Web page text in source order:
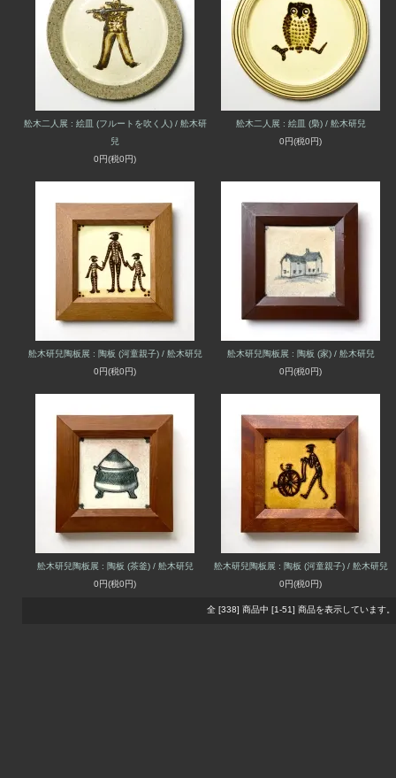
舩木二人展 : 絵皿 (フルートを吹く人) / 舩木研
兒
0円(税0円)
舩木二人展 : 絵皿 (梟) / 舩木研兒
0円(税0円)
舩木研兒陶板展 : 陶板 (河童親子) / 舩木研兒
0円(税0円)
舩木研兒陶板展 : 陶板 (家) / 舩木研兒
0円(税0円)
舩木研兒陶板展 : 陶板 (茶釜) / 舩木研兒
0円(税0円)
舩木研兒陶板展 : 陶板 (河童親子) / 舩木研兒
0円(税0円)
全 [338] 商品中 [1-51] 商品を表示しています。